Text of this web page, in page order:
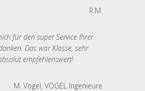
R.M.
für den super Service Ihrer
Das war Klasse, sehr
empfehlenswert!
M. Vogel, VOGEL Ingenieure